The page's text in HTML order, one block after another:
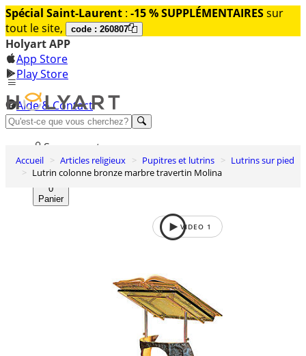
Spécial Saint-Laurent : -15 % SUPPLÉMENTAIRESsur
tout le site,
code : 260807
Holyart APP
App Store
Play Store
Aide & Contact
Découvrez Premium
Se connecter
Liste des envies
0
Panier
Accueil Articles religieux Pupitres et lutrins
Lutrins sur pied
Lutrin colonne bronze marbre travertin Molina
VIDEO 1